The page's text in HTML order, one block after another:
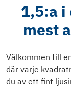
1,5:a i
mest
Välkommen till
där varje
du av ett fint